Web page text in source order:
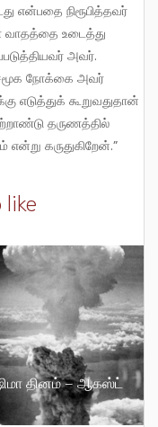
வாதத்தை உடைத்து
அவர்.
நோக்கை அவர்
எடுத்துக் கூறுவதுதான்
தருணத்தில்
கருதுகிறேன்.”
like
தினம் – ஆகஸ்ட்